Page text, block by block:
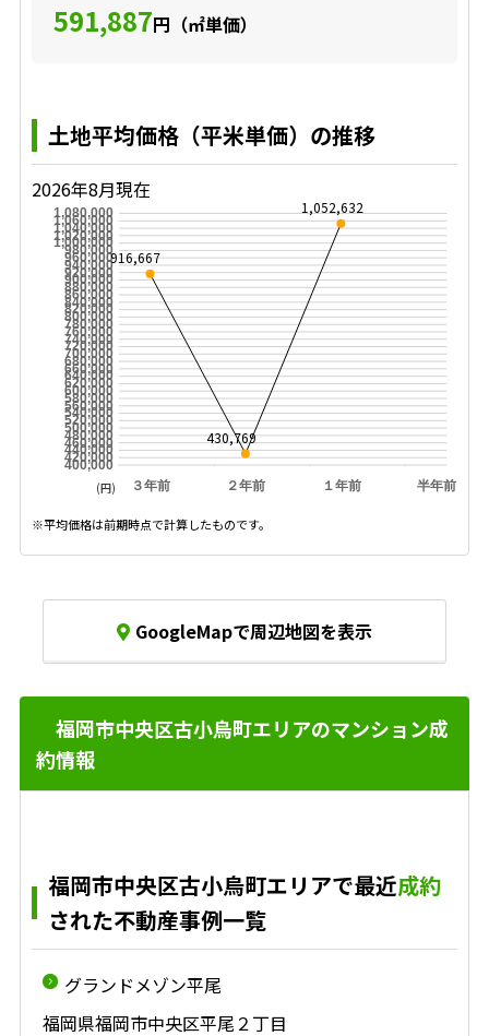
591,887円（㎡単価）
土地平均価格（平米単価）の推移
2026年8月現在
３年前 ２年前 １年前 半年前
400,000
420,000
440,000
460,000
480,000
500,000
520,000
540,000
560,000
580,000
600,000
620,000
640,000
660,000
680,000
700,000
720,000
740,000
760,000
780,000
800,000
820,000
840,000
860,000
880,000
900,000
920,000
940,000
960,000
980,000
1,000,000
1,020,000
1,040,000
1,060,000
1,080,000
916,667
430,769
1,052,632
(円)
※平均価格は前期時点で計算したものです。
GoogleMapで周辺地図を表示
福岡市中央区古小烏町エリアのマンション成
約情報
福岡市中央区古小烏町エリアで最近成約
された不動産事例一覧
グランドメゾン平尾
福岡県福岡市中央区平尾２丁目